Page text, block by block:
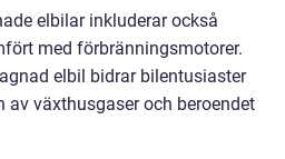
elbilar inkluderar också
med förbränningsmotorer.
elbil bidrar bilentusiaster
växthusgaser och beroendet